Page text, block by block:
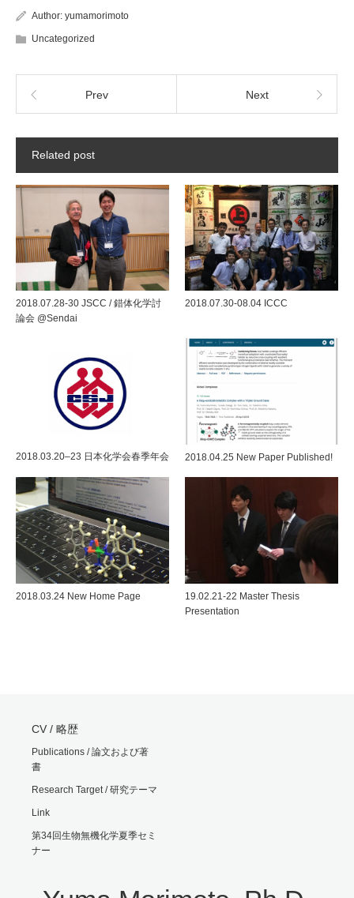
Author: yumamorimoto
Uncategorized
Prev Next
Related post
2018.07.28-30 JSCC / 錯体化学討
論会 @Sendai
2018.07.30-08.04 ICCC
2018.03.20–23 日本化学会春季年会 2018.04.25 New Paper Published!
2018.03.24 New Home Page
19.02.21-22 Master Thesis
Presentation
CV / 略歴
Publications / 論文および著
書
Research Target / 研究テーマ
Link
第34回生物無機化学夏季セミ
ナー